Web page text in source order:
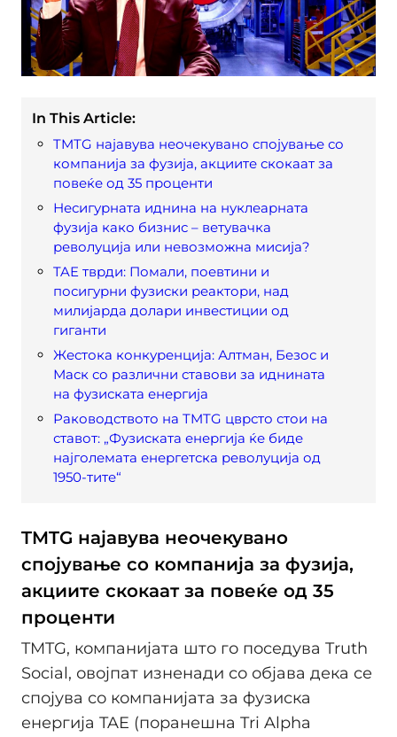
In This Article:
TMTG најавува неочекувано спојување со
компанија за фузиjа, акциите скокаат за
повеќе од 35 проценти
Несигурната иднина на нуклеарната
фузија како бизнис – ветувачка
револуција или невозможна мисија?
TAE тврди: Помали, поевтини и
посигурни фузиски реактори, над
милијарда долари инвестиции од
гиганти
Жестока конкуренција: Алтман, Безос и
Мaск со различни ставови за иднината
на фузиската енергија
Раководството на TMTG цврсто стои на
ставот: „Фузиската енергија ќе биде
најголемата енергетска револуција од
1950-тите“
TMTG најавува неочекувано
спојување со компанија за фузиjа,
акциите скокаат за повеќе од 35
проценти
TMTG, компанијата што го поседува Truth
Social, овојпат изненади со објава дека се
спојува со компанијата за фузиска
енергија TAE (поранешна Tri Alpha